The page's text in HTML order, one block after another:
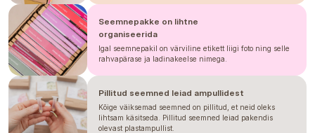
Seemnepakke on lihtne
organiseerida
Igal seemnepakil on värviline etikett liigi foto ning selle
rahvapärase ja ladinakeelse nimega.
Pillitud seemned leiad ampullidest
Kõige väiksemad seemned on pillitud, et neid oleks
lihtsam käsitseda. Pillitud seemned leiad pakendis
olevast plastampullist.